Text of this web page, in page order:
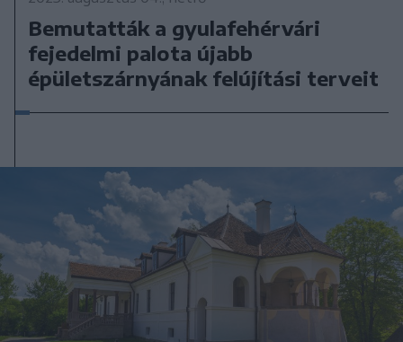
Bemutatták a gyulafehérvári
fejedelmi palota újabb
épületszárnyának felújítási terveit